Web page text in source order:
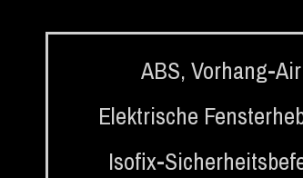
ABS, Vorhang-
Elektrische
Isofix-